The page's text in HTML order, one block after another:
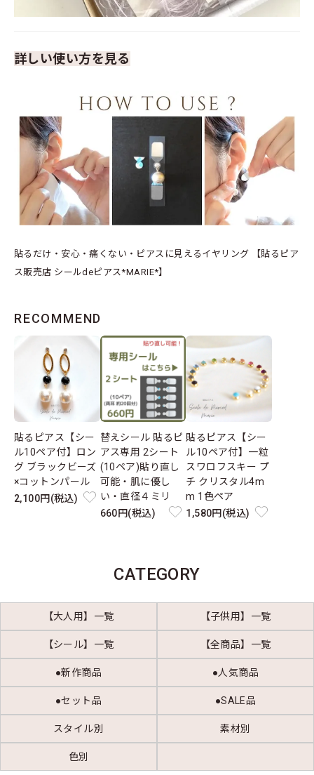
詳しい使い方を見る
貼るだけ・安心・痛くない・ピアスに見えるイヤリング 【貼るピア
ス販売店 シールdeピアス*MARIE*】
RECOMMEND
貼るピアス【シー
ル10ペア付】ロン
グ ブラックビーズ
×コットンパール
2,100円(税込)
替えシール 貼るピ
アス専用 2シート
(10ペア)貼り直し
可能・肌に優し
い・直径４ミリ
660円(税込)
貼るピアス【シー
ル10ペア付】一粒
スワロフスキー プ
チ クリスタル4m
m 1色ペア
1,580円(税込)
CATEGORY
【大人用】一覧 【子供用】一覧
【シール】一覧 【全商品】一覧
●新作商品 ●人気商品
●セット品 ●SALE品
スタイル別 素材別
色別